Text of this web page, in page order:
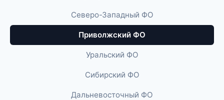
Северо-Западный ФО
Приволжский ФО
Уральский ФО
Сибирский ФО
Дальневосточный ФО